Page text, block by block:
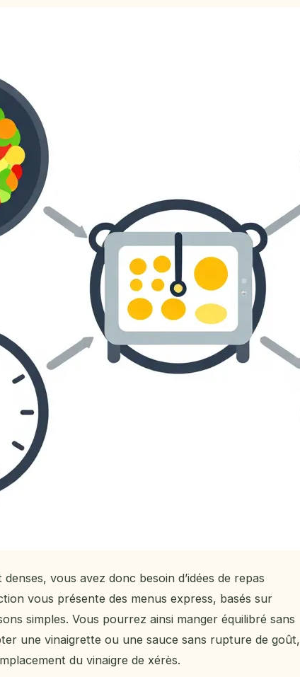
vous avez donc besoin d’idées de repas
vous présente des menus express, basés sur
simples. Vous pourrez ainsi manger équilibré sans
une vinaigrette ou une sauce sans rupture de goût,
du vinaigre de xérès.